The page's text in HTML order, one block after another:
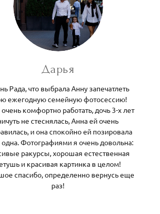
Дарья
Рада, что выбрала Анну запечатлеть
ежегодную семейную фотосессию!
комфортно работать, дочь 3-х лет
не стеснялась, Анна ей очень
и она спокойно ей позировала
Фотографиями я очень довольна:
ракурсы, хорошая естественная
и красивая картинка в целом!
спасибо, определенно вернусь еще
раз!